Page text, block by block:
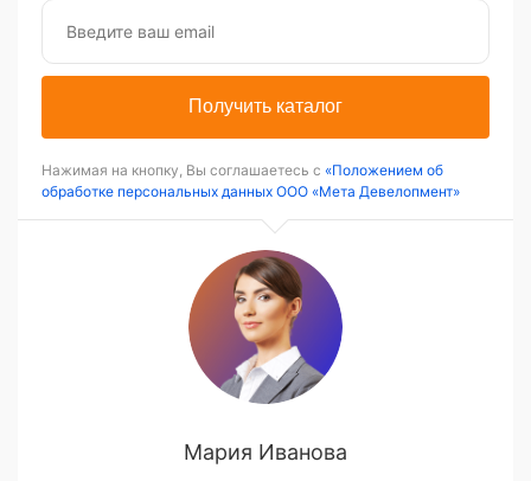
Получить каталог
Нажимая на кнопку, Вы соглашаетесь с «Положением об
обработке персональных данных ООО «Мета Девелопмент»
Мария Иванова